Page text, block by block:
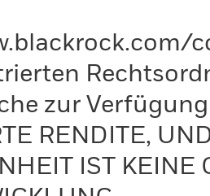
zur
RENDITE,
IST KEINE